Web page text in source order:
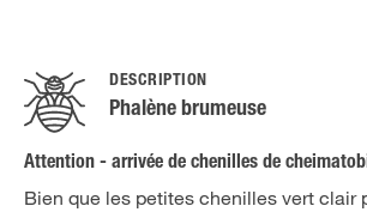
DESCRIPTION
Phalène brumeuse
Attention - arrivée de chenilles de
Bien que les petites chenilles vert clair